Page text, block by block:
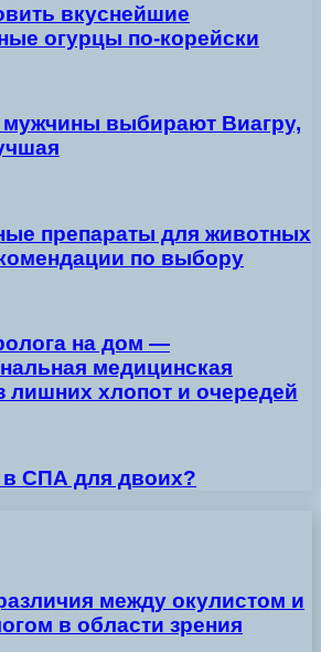
вкуснейшие
огурцы по-корейски
выбирают Виагру,
препараты для животных
по выбору
на дом —
медицинская
лишних хлопот и очередей
в СПА для двоих?
между окулистом и
в области зрения